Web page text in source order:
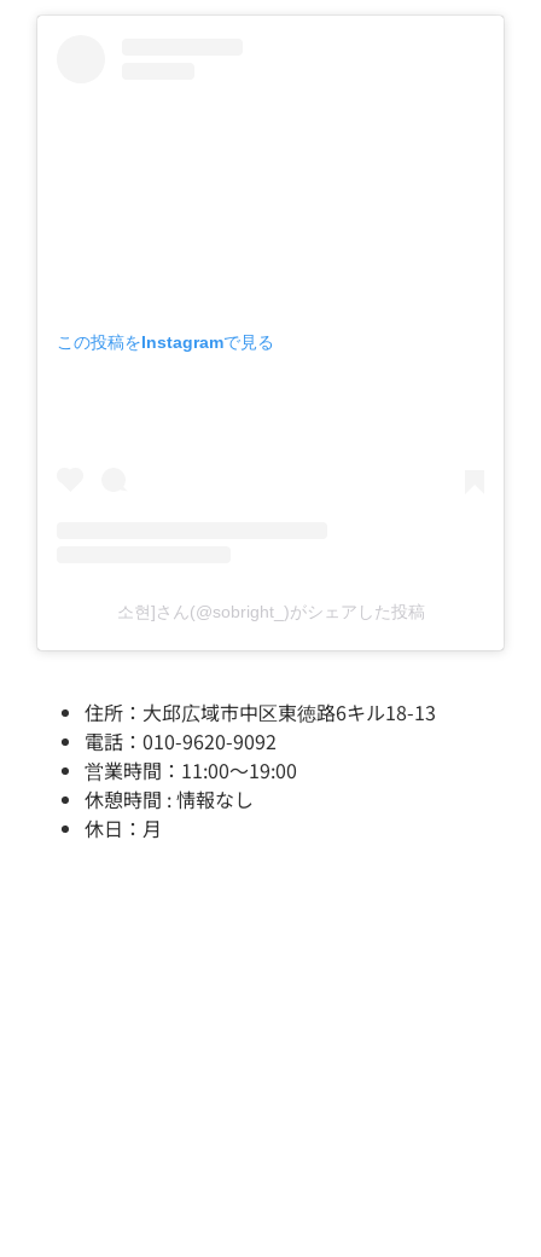
この投稿をInstagramで見る
소현]さん(@sobright_)がシェアした投稿
住所：大邱広域市中区東徳路6キル18-13
電話：010-9620-9092
営業時間：11:00～19:00
休憩時間 : 情報なし
休日：月